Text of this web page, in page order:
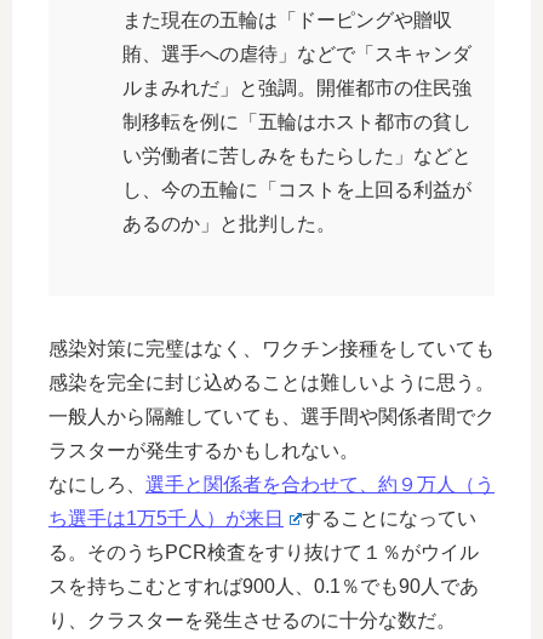
また現在の五輪は「ドーピングや贈収
賄、選手への虐待」などで「スキャンダ
ルまみれだ」と強調。開催都市の住民強
制移転を例に「五輪はホスト都市の貧し
い労働者に苦しみをもたらした」などと
し、今の五輪に「コストを上回る利益が
あるのか」と批判した。
感染対策に完璧はなく、ワクチン接種をしていても
感染を完全に封じ込めることは難しいように思う。
一般人から隔離していても、選手間や関係者間でク
ラスターが発生するかもしれない。
なにしろ、 選手と関係者を合わせて、約９万人（う
ち選手は1万5千人）が来日
することになってい
る。そのうちPCR検査をすり抜けて１％がウイル
スを持ちこむとすれば900人、0.1％でも90人であ
り、クラスターを発生させるのに十分な数だ。